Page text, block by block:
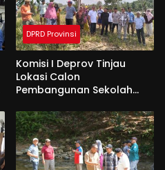
DPRD Provinsi
Komisi I Deprov Tinjau
Lokasi Calon
Pembangunan Sekolah